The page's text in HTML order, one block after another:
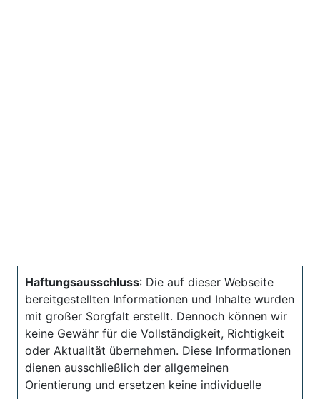
Haftungsausschluss: Die auf dieser Webseite
bereitgestellten Informationen und Inhalte wurden
mit großer Sorgfalt erstellt. Dennoch können wir
keine Gewähr für die Vollständigkeit, Richtigkeit
oder Aktualität übernehmen. Diese Informationen
dienen ausschließlich der allgemeinen
Orientierung und ersetzen keine individuelle